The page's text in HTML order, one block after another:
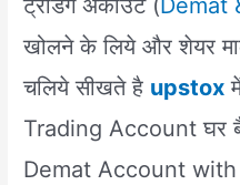
ट्रेडिंग अकाउंट (Demat
खोलने के लिये और शेयर
चलिये सीखते है upstox
Trading Account घर
Demat Account